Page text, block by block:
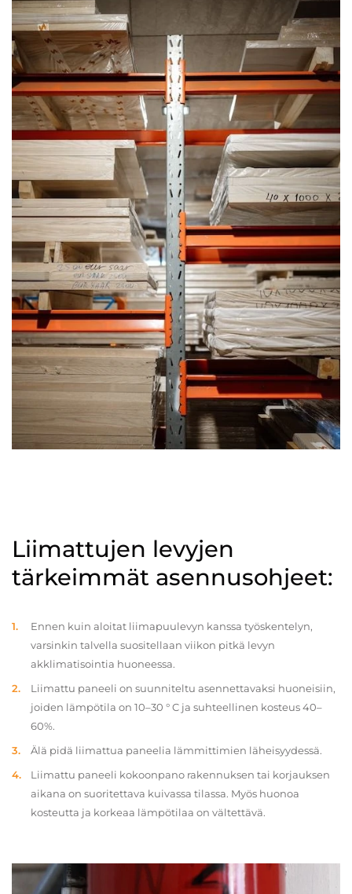
Liimattujen levyjen
tärkeimmät asennusohjeet:
Ennen kuin aloitat liimapuulevyn kanssa työskentelyn,
varsinkin talvella suositellaan viikon pitkä levyn
akklimatisointia huoneessa.
Liimattu paneeli on suunniteltu asennettavaksi huoneisiin,
joiden lämpötila on 10–30 ° C ja suhteellinen kosteus 40–
60%.
Älä pidä liimattua paneelia lämmittimien läheisyydessä.
Liimattu paneeli kokoonpano rakennuksen tai korjauksen
aikana on suoritettava kuivassa tilassa. Myös huonoa
kosteutta ja korkeaa lämpötilaa on vältettävä.